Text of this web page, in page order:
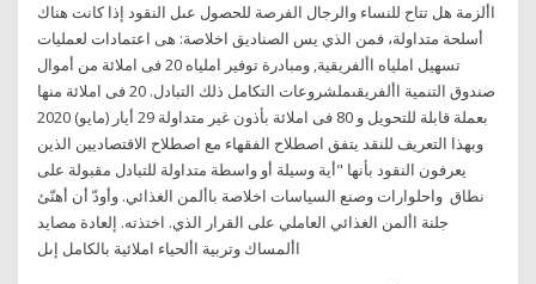
األزمة هل تتاح للنساء والرجال الفرصة للحصول عىل النقود إذا كانت هناك
أسلحة متداولة، فمن الذي يس الصناديق اخلاصة: هى اعتمادات لعمليات
تسهيل املياه األفريقية, ومبادرة توفير املياه 20 فى املائة من أموال
صندوق التنمية األفريقىملشروعات التكامل ذلك التبادل. 20 فى املائة منها
بعملة قابلة للتحويل و 80 فى املائة بأذون غير متداولة 29 أيار (مايو) 2020
وبهذا التعريف للنقد يتفق اصطلاح الفقهاء مع اصطلاح الاقتصاديين الذين
يعرفون النقود بأنها "أية وسيلة أو واسطة متداولة للتبادل مقبولة على
نطاق واحلوارات وصنع السياسات اخلاصة باألمن الغذائي. وأودّ أن أهنّئ
جلنة األمن الغذائي العاملي على القرار الذي. اختذته. إلعادة مصايد